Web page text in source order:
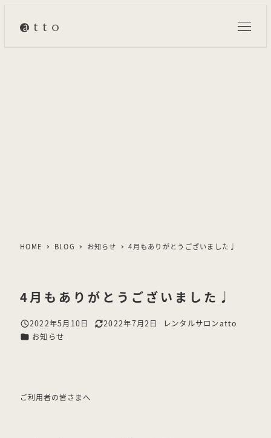
HOME BLOG お知らせ 4月もありがとうございました♩
4月もありがとうございました♩
投稿日
2022年5月10日
更新日
2022年7月2日
著
レンタルサロンatto
カテゴリー
お知らせ
ご利用者の皆さまへ